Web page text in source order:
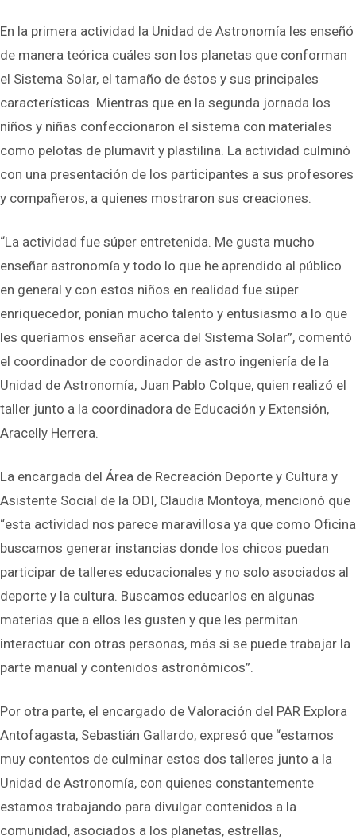
En la primera actividad la Unidad de Astronomía les enseñó
de manera teórica cuáles son los planetas que conforman
el Sistema Solar, el tamaño de éstos y sus principales
características. Mientras que en la segunda jornada los
niños y niñas confeccionaron el sistema con materiales
como pelotas de plumavit y plastilina. La actividad culminó
con una presentación de los participantes a sus profesores
y compañeros, a quienes mostraron sus creaciones.
“La actividad fue súper entretenida. Me gusta mucho
enseñar astronomía y todo lo que he aprendido al público
en general y con estos niños en realidad fue súper
enriquecedor, ponían mucho talento y entusiasmo a lo que
les queríamos enseñar acerca del Sistema Solar”, comentó
el coordinador de coordinador de astro ingeniería de la
Unidad de Astronomía, Juan Pablo Colque, quien realizó el
taller junto a la coordinadora de Educación y Extensión,
Aracelly Herrera.
La encargada del Área de Recreación Deporte y Cultura y
Asistente Social de la ODI, Claudia Montoya, mencionó que
“esta actividad nos parece maravillosa ya que como Oficina
buscamos generar instancias donde los chicos puedan
participar de talleres educacionales y no solo asociados al
deporte y la cultura. Buscamos educarlos en algunas
materias que a ellos les gusten y que les permitan
interactuar con otras personas, más si se puede trabajar la
parte manual y contenidos astronómicos”.
Por otra parte, el encargado de Valoración del PAR Explora
Antofagasta, Sebastián Gallardo, expresó que “estamos
muy contentos de culminar estos dos talleres junto a la
Unidad de Astronomía, con quienes constantemente
estamos trabajando para divulgar contenidos a la
comunidad, asociados a los planetas, estrellas,